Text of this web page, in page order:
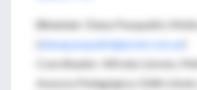
Director:
Diana Pasqualini,
dianapasqualini@arnet.com.ar
Coordinador: Alfredo Llorens,
Asesora Pedagógica: Edith